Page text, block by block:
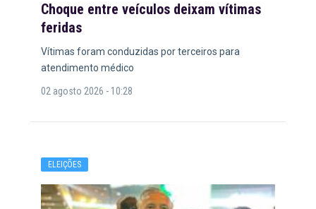
Choque entre veículos deixam vítimas
feridas
Vítimas foram conduzidas por terceiros para
atendimento médico
02 agosto 2026 - 10:28
ELEIÇÕES